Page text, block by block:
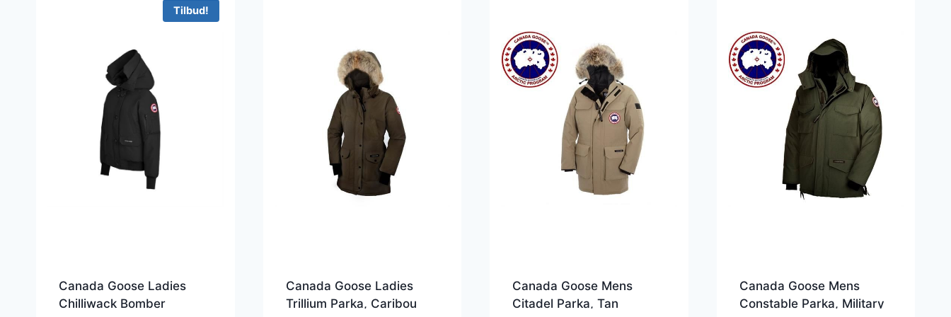
Tilbud!
Canada Goose Ladies
Chilliwack Bomber
Canada Goose Ladies
Trillium Parka, Caribou
Canada Goose Mens
Citadel Parka, Tan
Canada Goose Mens
Constable Parka, Military